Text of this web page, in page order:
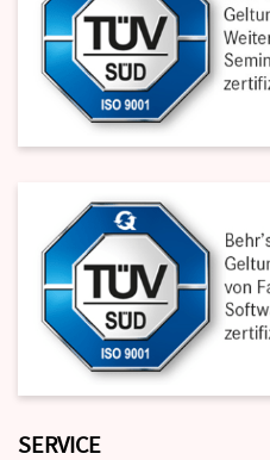
SERVICE